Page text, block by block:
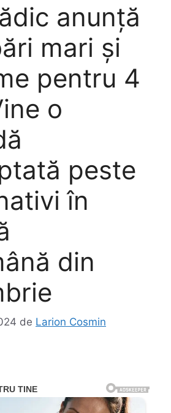
anunță
mari și
pentru 4
o
peste
în
din
de Larion Cosmin